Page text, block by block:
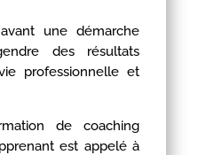
une démarche
des résultats
professionnelle et
de coaching
est appelé à